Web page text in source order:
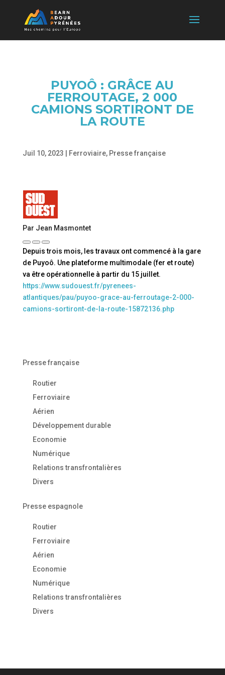
PUYOÔ : GRÂCE AU
FERROUTAGE, 2 000
CAMIONS SORTIRONT DE
LA ROUTE
Juil 10, 2023 Ferroviaire, Presse française
Par Jean Masmontet
Depuis trois mois, les travaux ont commencé à la gare
de Puyoô. Une plateforme multimodale (fer et route)
va être opérationnelle à partir du 15 juillet.
https://www.sudouest.fr/pyrenees-
atlantiques/pau/puyoo-grace-au-ferroutage-2-000-
camions-sortiront-de-la-route-15872136.php
Presse française
Routier
Ferroviaire
Aérien
Développement durable
Economie
Numérique
Relations transfrontalières
Divers
Presse espagnole
Routier
Ferroviaire
Aérien
Economie
Numérique
Relations transfrontalières
Divers